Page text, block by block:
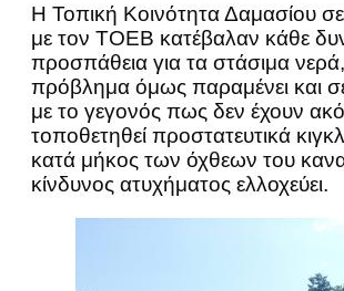
Η Τοπική Κοινότητα Δαμασίου
με τον ΤΟΕΒ κατέβαλαν κάθε
προσπάθεια για τα στάσιμα
πρόβλημα όμως παραμένει και
με το γεγονός πως δεν έχουν
τοποθετηθεί προστατευτικά
κατά μήκος των όχθεων του
κίνδυνος ατυχήματος ελλοχεύει.